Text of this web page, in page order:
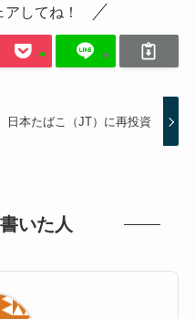
してね！
日本たばこ（JT）に再投資
いた人